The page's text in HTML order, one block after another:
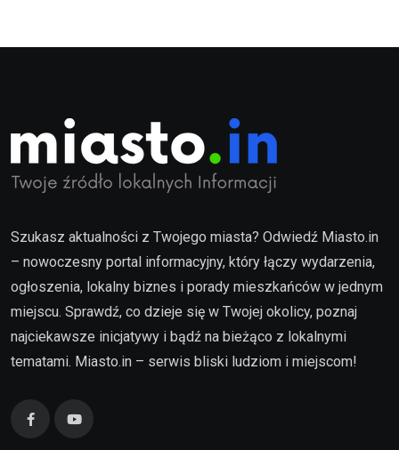
Szukasz aktualności z Twojego miasta? Odwiedź Miasto.in
– nowoczesny portal informacyjny, który łączy wydarzenia,
ogłoszenia, lokalny biznes i porady mieszkańców w jednym
miejscu. Sprawdź, co dzieje się w Twojej okolicy, poznaj
najciekawsze inicjatywy i bądź na bieżąco z lokalnymi
tematami. Miasto.in – serwis bliski ludziom i miejscom!